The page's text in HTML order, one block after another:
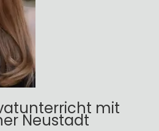
mit
Neustadt